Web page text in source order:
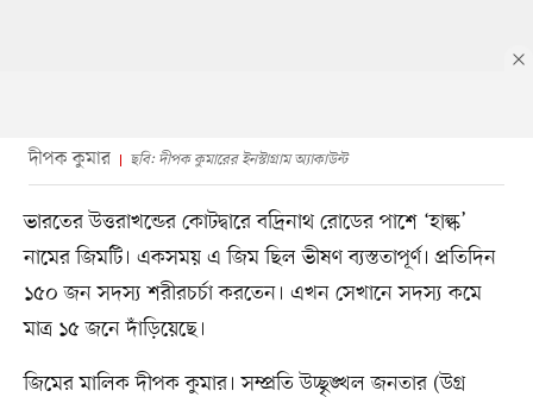
দীপক কুমার ছবি: দীপক কুমারের ইনস্টাগ্রাম অ্যাকাউন্ট
ভারতের উত্তরাখন্ডের কোটদ্বারে বদ্রিনাথ রোডের পাশে ‘হাল্ক’
নামের জিমটি। একসময় এ জিম ছিল ভীষণ ব্যস্ততাপূর্ণ। প্রতিদিন
১৫০ জন সদস্য শরীরচর্চা করতেন। এখন সেখানে সদস্য কমে
মাত্র ১৫ জনে দাঁড়িয়েছে।
জিমের মালিক দীপক কুমার। সম্প্রতি উচ্ছৃঙ্খল জনতার (উগ্র